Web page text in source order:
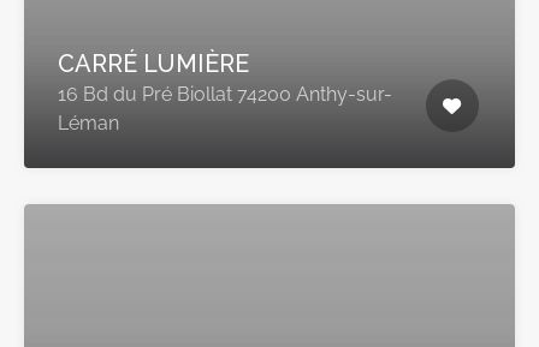
CARRÉ LUMIÈRE
16 Bd du Pré Biollat 74200 Anthy-sur-
Léman